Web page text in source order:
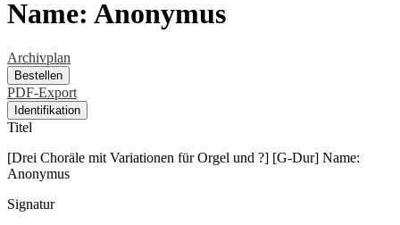
Name: Anonymus
Archivplan
Bestellen
PDF-Export
Identifikation
Titel
[Drei Choräle mit Variationen für Orgel und ?] [G-Dur] Name:
Anonymus
Signatur